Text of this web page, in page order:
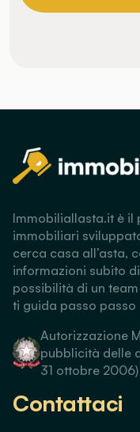
Immobiliallasta.it è il
immobiliari
cerca casa all’asta,
informazioni subito
possibilità di un
ti guida passo passo
Autorizzazione
pubblicità delle
31 ottobre 2006)
Contattaci